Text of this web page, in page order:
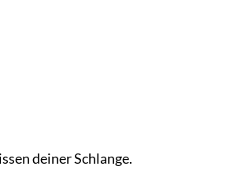
deiner Schlange.